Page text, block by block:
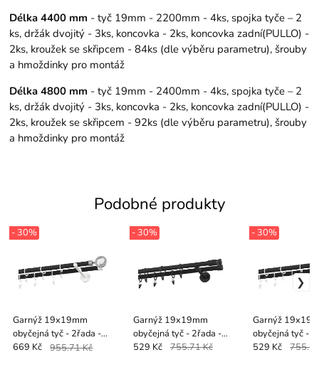
Délka 4400 mm - tyč 19mm - 2200mm - 4ks, spojka tyče – 2
ks, držák dvojitý - 3ks, koncovka - 2ks, koncovka zadní(PULLO) -
2ks, kroužek se skřipcem - 84ks (dle výběru parametru), šrouby
a hmoždinky pro montáž
Délka 4800 mm - tyč 19mm - 2400mm - 4ks, spojka tyče – 2
ks, držák dvojitý - 3ks, koncovka - 2ks, koncovka zadní(PULLO) -
2ks, kroužek se skřipcem - 92ks (dle výběru parametru), šrouby
a hmoždinky pro montáž
Podobné produkty
Garnýž 19x19mm
obyčejná tyč - 2řada -
SFERA - černo bílá
- 30%
669 Kč 955.71 Kč
Garnýž 19x19mm
obyčejná tyč - 2řada -
CYLINDR CRYSTAL - černá
- 30%
529 Kč 755.71 Kč
Garnýž
obyčejná tyč -
CYLINDR
- 30%
529 Kč